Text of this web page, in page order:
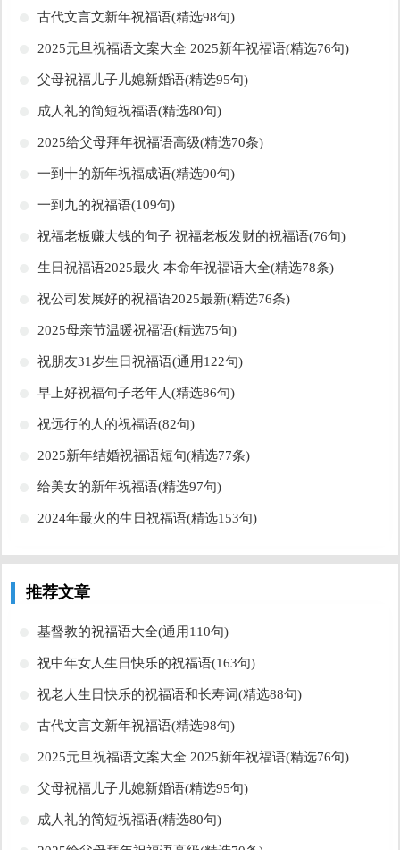
​古代文言文新年祝福语(精选98句)
​2025元旦祝福语文案大全 2025新年祝福语(精选76句)
​父母祝福儿子儿媳新婚语(精选95句)
​成人礼的简短祝福语(精选80句)
​2025给父母拜年祝福语高级(精选70条)
​一到十的新年祝福成语(精选90句)
​一到九的祝福语(109句)
​祝福老板赚大钱的句子 祝福老板发财的祝福语(76句)
​生日祝福语2025最火 本命年祝福语大全(精选78条)
​祝公司发展好的祝福语2025最新(精选76条)
​2025母亲节温暖祝福语(精选75句)
​祝朋友31岁生日祝福语(通用122句)
​早上好祝福句子老年人(精选86句)
​祝远行的人的祝福语(82句)
​2025新年结婚祝福语短句(精选77条)
​给美女的新年祝福语(精选97句)
​2024年最火的生日祝福语(精选153句)
推荐文章
​基督教的祝福语大全(通用110句)
​祝中年女人生日快乐的祝福语(163句)
​祝老人生日快乐的祝福语和长寿词(精选88句)
​古代文言文新年祝福语(精选98句)
​2025元旦祝福语文案大全 2025新年祝福语(精选76句)
​父母祝福儿子儿媳新婚语(精选95句)
​成人礼的简短祝福语(精选80句)